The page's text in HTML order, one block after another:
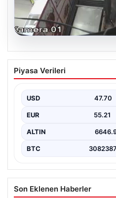
06.08.2026
Bahçelievler’de
binanın çöktüğü anlar
Detayları ve Güvenlik
Bahçelievler…
Piyasa Verileri
USD 47.70
EUR 55.21
ALTIN
BTC 3082387
Son Eklenen Haberler